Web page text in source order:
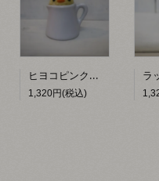
ヒヨコピンクッション 【hacy's】
1,320円(税込)